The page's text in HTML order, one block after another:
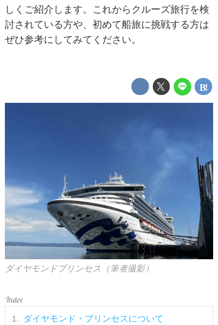
しくご紹介します。これからクルーズ旅行を検
討されている方や、初めて船旅に挑戦する方は
ぜひ参考にしてみてください。
ダイヤモンドプリンセス（筆者撮影）
ダイヤモンド・プリンセスについて